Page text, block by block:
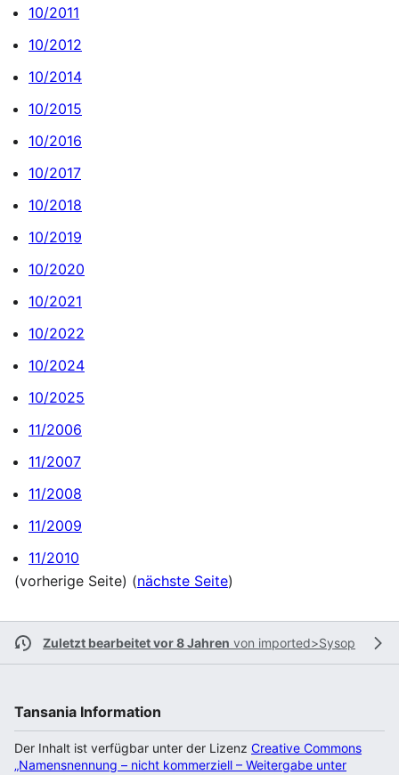
10/2011
10/2012
10/2014
10/2015
10/2016
10/2017
10/2018
10/2019
10/2020
10/2021
10/2022
10/2024
10/2025
11/2006
11/2007
11/2008
11/2009
11/2010
(vorherige Seite) (nächste Seite)
Zuletzt bearbeitet vor 8 Jahren von imported>Sysop
Tansania Information
Der Inhalt ist verfügbar unter der Lizenz Creative Commons
„Namensnennung – nicht kommerziell – Weitergabe unter